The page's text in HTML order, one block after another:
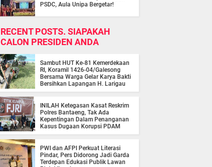
PSDC, Aula Unipa Bergetar!
RECENT POSTS. SIAPAKAH
CALON PRESIDEN ANDA
Sambut HUT Ke-81 Kemerdekaan
RI, Koramil 1426-04/Galesong
Bersama Warga Gelar Karya Bakti
Bersihkan Lapangan H. Larigau
INILAH Ketegasan Kasat Reskrim
Polres Bantaeng, Tak Ada
Kepentingan Dalam Penanganan
Kasus Dugaan Korupsi PDAM
PWI dan AFPI Perkuat Literasi
Pindar, Pers Didorong Jadi Garda
Terdepan Edukasi Publik Lawan